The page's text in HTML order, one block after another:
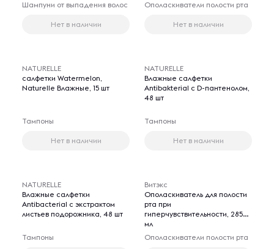
Шампуни от выпадения волос
Нет в наличии
Ополаскиватели полости рта
Нет в наличии
NATURELLE
салфетки Watermelon,
Naturelle Влажные, 15 шт
Тампоны
Нет в наличии
NATURELLE
Влажные салфетки
Antibakterial с D-пантенолом,
48 шт
Тампоны
Нет в наличии
NATURELLE
Влажные салфетки
Antibacterial с экстрактом
листьев подорожника, 48 шт
Тампоны
Витэкс
Ополаскиватель для полости
рта при
гиперчувствительности, 285
мл
Ополаскиватели полости рта